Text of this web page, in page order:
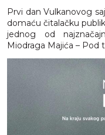
Prvi dan Vulkanovog
domaću čitalačku
jednog od
Miodraga Majića – Pod